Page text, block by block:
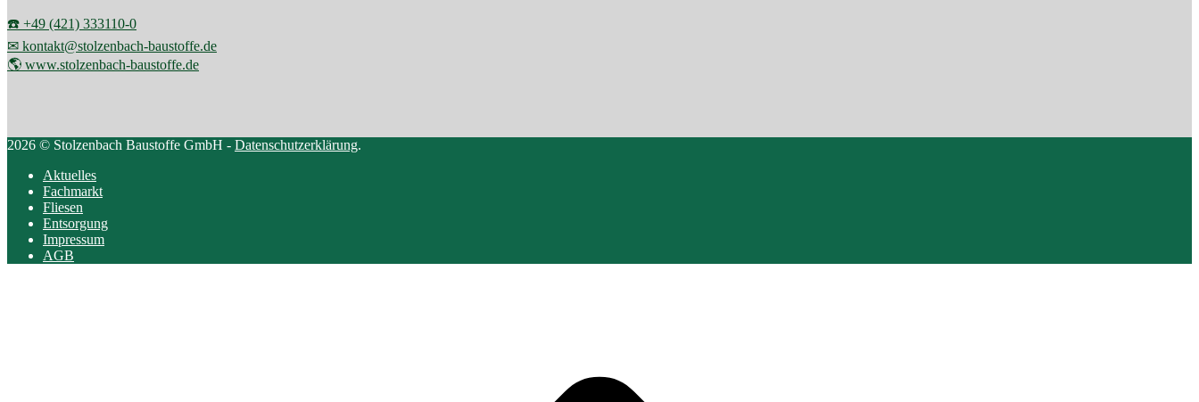
☎️ +49 (421) 333110-0
✉ kontakt@stolzenbach-baustoffe.de
🌎 www.stolzenbach-baustoffe.de
2026 © Stolzenbach Baustoffe GmbH - Datenschutzerklärung.
Aktuelles
Fachmarkt
Fliesen
Entsorgung
Impressum
AGB